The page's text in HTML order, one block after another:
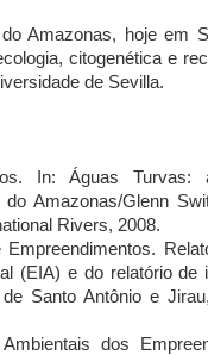
Amazonas, hoje em
citogenética e
de Sevilla.
In: Águas Turvas:
Amazonas/Glenn
Rivers, 2008.
(EIA) e do relatório de
Santo Antônio e
dos